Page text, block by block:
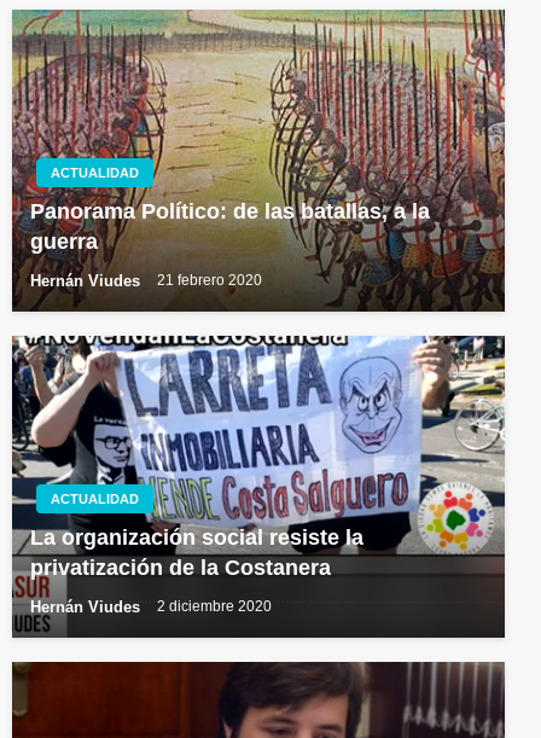
ACTUALIDAD
Panorama Político: de las batallas, a la
guerra
Hernán Viudes 21 febrero 2020
ACTUALIDAD
La organización social resiste la
privatización de la Costanera
Hernán Viudes 2 diciembre 2020